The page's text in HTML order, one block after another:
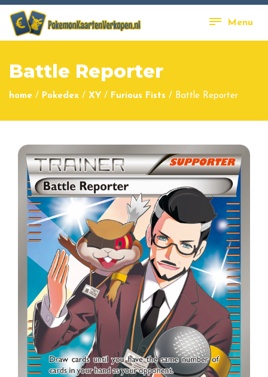
Menu
Battle Reporter
home / Pokedex / XY / Furious Fists / Battle Reporter